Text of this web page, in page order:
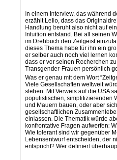
In einem Interview, das während
erzählt Lelio, dass das
Handlung beruht also nicht auf
Intuition entstand. Bei all seinen
im Drehbuch den Zeitgeist
dieses Thema habe für ihn ein
er selber auch noch viel lernen
dass er vor seinen Recherchen
Transgender-Frauen persönlich
Was er genau mit dem Wort
Viele Gesellschaften weltweit
stehen. Mit Verweis auf die USA
populistischen, simplifizierenden
und Mauern bauen, oder aber
gesellschaftlichen
einlassen. Die Thematik würde
konfrontative Fragen aufwerfen:
Wie tolerant sind wir gegenüber
Lebensentwurf entscheiden, der
entspricht? Wer definiert